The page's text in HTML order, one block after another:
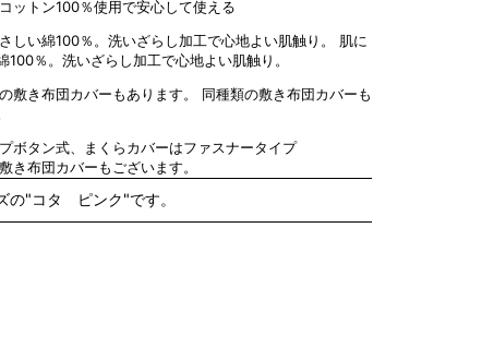
肌に
100％。洗いざらし加工で心地よい肌触り。
同種類の敷き布団カバーも
の"コタ ピンク"です。